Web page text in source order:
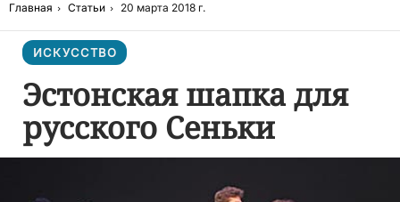
Главная Статьи 20 марта 2018 г.
ИСКУССТВО
Эстонская шапка для
русского Сеньки